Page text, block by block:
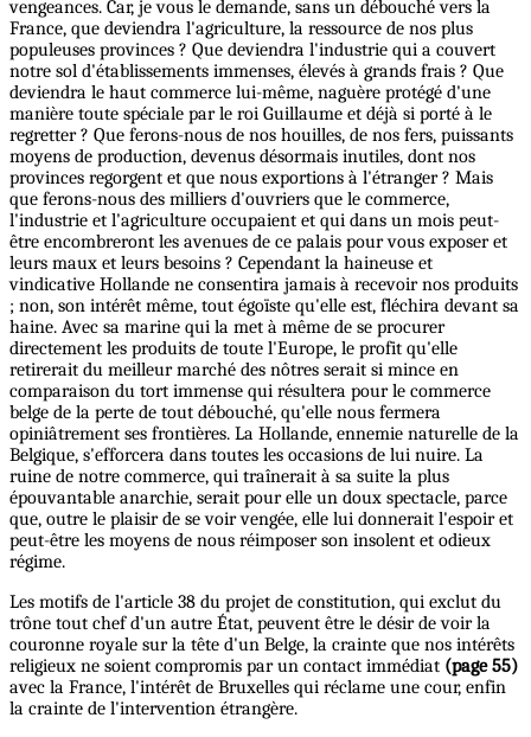
vengeances. Car, je vous le demande, sans un débouché vers la
France, que deviendra l'agriculture, la ressource de nos plus
populeuses provinces ? Que deviendra l'industrie qui a couvert
notre sol d'établissements immenses, élevés à grands frais ? Que
deviendra le haut commerce lui-même, naguère protégé d'une
manière toute spéciale par le roi Guillaume et déjà si porté à le
regretter ? Que ferons-nous de nos houilles, de nos fers, puissants
moyens de production, devenus désormais inutiles, dont nos
provinces regorgent et que nous exportions à l'étranger ? Mais
que ferons-nous des milliers d'ouvriers que le commerce,
l'industrie et l'agriculture occupaient et qui dans un mois peut-
être encombreront les avenues de ce palais pour vous exposer et
leurs maux et leurs besoins ? Cependant la haineuse et
vindicative Hollande ne consentira jamais à recevoir nos produits
; non, son intérêt même, tout égoïste qu'elle est, fléchira devant sa
haine. Avec sa marine qui la met à même de se procurer
directement les produits de toute l'Europe, le profit qu'elle
retirerait du meilleur marché des nôtres serait si mince en
comparaison du tort immense qui résultera pour le commerce
belge de la perte de tout débouché, qu'elle nous fermera
opiniâtrement ses frontières. La Hollande, ennemie naturelle de la
Belgique, s'efforcera dans toutes les occasions de lui nuire. La
ruine de notre commerce, qui traînerait à sa suite la plus
épouvantable anarchie, serait pour elle un doux spectacle, parce
que, outre le plaisir de se voir vengée, elle lui donnerait l'espoir et
peut-être les moyens de nous réimposer son insolent et odieux
régime.
Les motifs de l'article 38 du projet de constitution, qui exclut du
trône tout chef d'un autre État, peuvent être le désir de voir la
couronne royale sur la tête d'un Belge, la crainte que nos intérêts
religieux ne soient compromis par un contact immédiat (page 55)
avec la France, l'intérêt de Bruxelles qui réclame une cour, enfin
la crainte de l'intervention étrangère.